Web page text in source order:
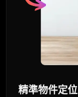
精準物件定位